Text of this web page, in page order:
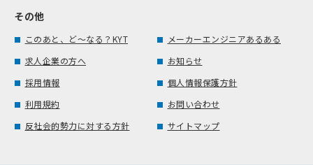
その他
このあと、ど～なる？KYT
メーカーエンジニアあるある
求人企業の方へ
お知らせ
採用情報
個人情報保護方針
利用規約
お問い合わせ
反社会的勢力に対する方針
サイトマップ